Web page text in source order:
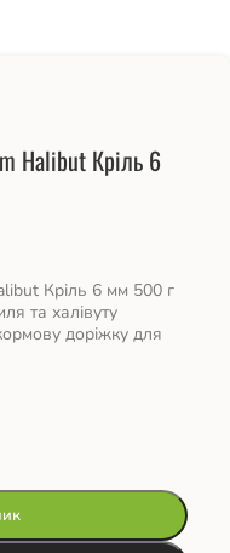
Halibut Кріль 6
Кріль 6 мм 500 г
та халівуту
доріжку для